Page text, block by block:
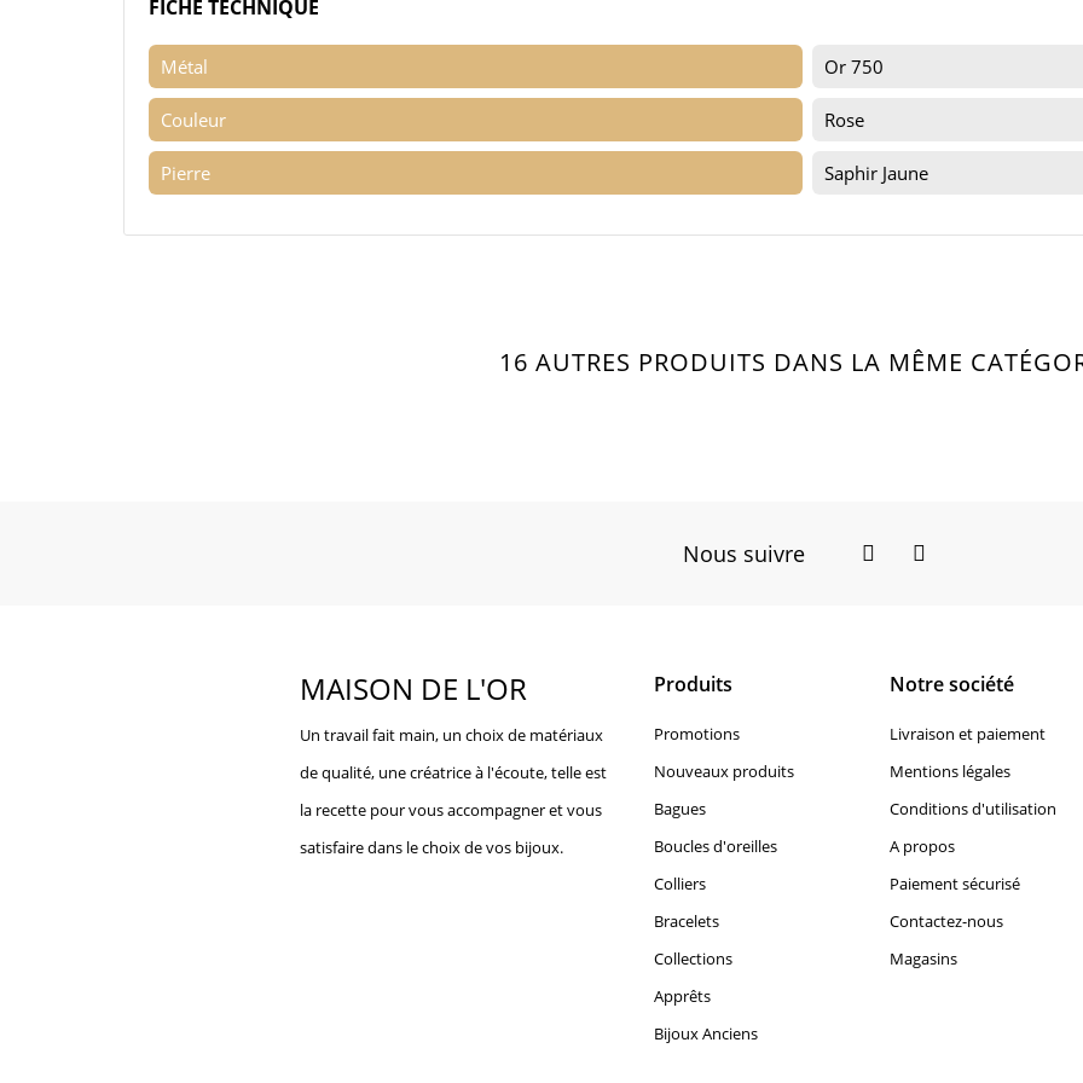
FICHE TECHNIQUE
Métal Or 750
Couleur Rose
Pierre Saphir Jaune
16 AUTRES PRODUITS DANS LA MÊME
Nous suivre FacebookInstagram
MAISON DE L'OR
Un travail fait main, un choix de matériaux
de qualité, une créatrice à l'écoute, telle est
la recette pour vous accompagner et vous
satisfaire dans le choix de vos bijoux.
Produits
Promotions
Nouveaux produits
Bagues
Boucles d'oreilles
Colliers
Bracelets
Collections
Apprêts
Bijoux Anciens
Notre société
Livraison et paiement
Mentions légales
Conditions d'utilisation
A propos
Paiement sécurisé
Contactez-nous
Magasins